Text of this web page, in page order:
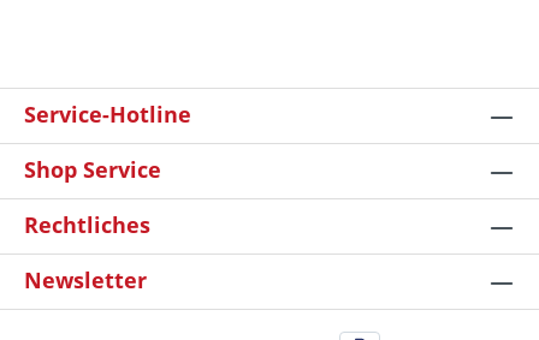
Service-Hotline
Shop Service
Rechtliches
Newsletter